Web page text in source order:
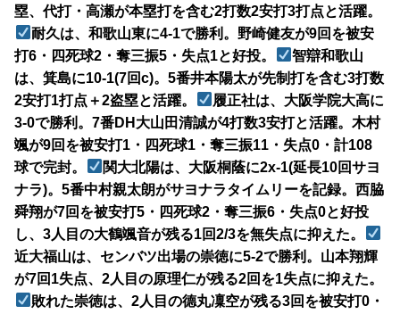
塁、代打・高瀬が本塁打を含む2打数2安打3打点と活躍。
耐久は、和歌山東に4-1で勝利。野崎健友が9回を被安
打6・四死球2・奪三振5・失点1と好投。
智辯和歌山
は、箕島に10-1(7回c)。5番井本陽太が先制打を含む3打数
2安打1打点＋2盗塁と活躍。
履正社は、大阪学院大高に
3-0で勝利。7番DH大山田清誠が4打数3安打と活躍。木村
颯が9回を被安打1・四死球1・奪三振11・失点0・計108
球で完封。
関大北陽は、大阪桐蔭に2x-1(延長10回サヨ
ナラ)。5番中村親太朗がサヨナラタイムリーを記録。西脇
舜翔が7回を被安打5・四死球2・奪三振6・失点0と好投
し、3人目の大鶴颯音が残る1回2/3を無失点に抑えた。
近大福山は、センバツ出場の崇徳に5-2で勝利。山本翔輝
が7回1失点、2人目の原理仁が残る2回を1失点に抑えた。
敗れた崇徳は、2人目の德丸凜空が残る3回を被安打0・